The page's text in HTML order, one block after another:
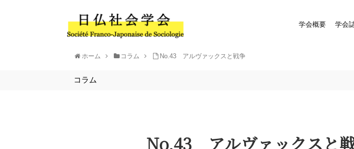
学会概要 学会
ホーム コラム No.43 アルヴァックスと戦争
コラム
No.43 アルヴァックスと